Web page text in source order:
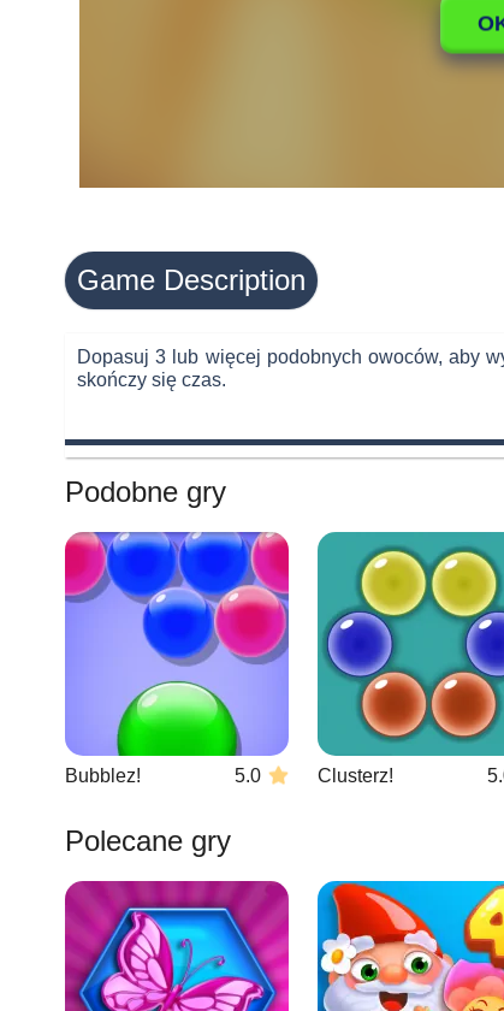
Game Description
Dopasuj 3 lub więcej podobnych owoców, aby
skończy się czas.
Podobne gry
Bubblez! 5.0 Clusterz!
Polecane gry